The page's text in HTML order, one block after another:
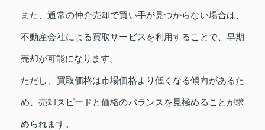
また、通常の仲介売却で買い手が見つからない場合は、
不動産会社による買取サービスを利用することで、早期
売却が可能になります。
ただし、買取価格は市場価格より低くなる傾向があるた
め、売却スピードと価格のバランスを見極めることが求
められます。